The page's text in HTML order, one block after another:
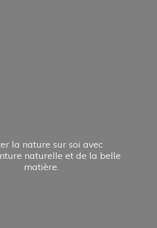
la nature sur soi avec
naturelle et de la belle
matière.